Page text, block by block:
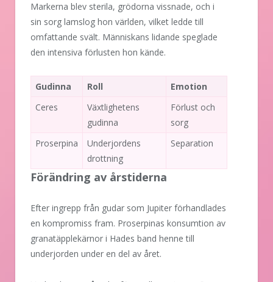
Markerna blev sterila, grödorna vissnade, och i
sin sorg lamslog hon världen, vilket ledde till
omfattande svält. Människans lidande speglade
den intensiva förlusten hon kände.
Gudinna Roll
Emotion
Ceres
Växtlighetens
gudinna
Förlust och
sorg
Proserpina
Underjordens
drottning
Separation
Förändring av årstiderna
Efter ingrepp från gudar som Jupiter förhandlades
en kompromiss fram. Proserpinas konsumtion av
granatäpplekärnor i Hades band henne till
underjorden under en del av året.